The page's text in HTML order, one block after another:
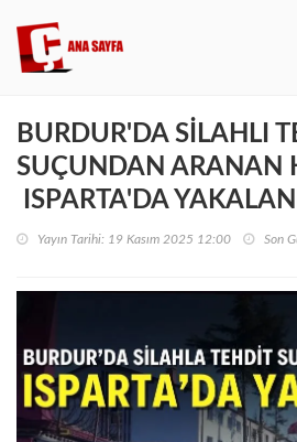
BURDUR'DA SİLAHLI
SUÇUNDAN ARANAN
ISPARTA'DA
Yayın Tarihi: 19 Kasım 2025 12:00 Son